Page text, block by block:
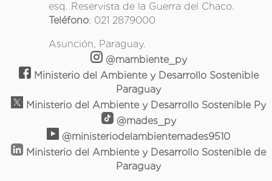
esq. Reservista de la Guerra del Chaco.
Teléfono: 021 2879000
Asunción, Paraguay.
@mambiente_py
Ministerio del Ambiente y Desarrollo Sostenible
Paraguay
Ministerio del Ambiente y Desarrollo Sostenible Py
@mades_py
@ministeriodelambientemades9510
Ministerio del Ambiente y Desarrollo Sostenible de
Paraguay